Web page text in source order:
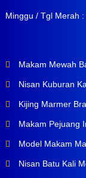
Minggu / Tgl Merah
Makam Mewah
Nisan Kuburan
Kijing Marmer
Makam Pejuang
Model Makam
Nisan Batu Kali